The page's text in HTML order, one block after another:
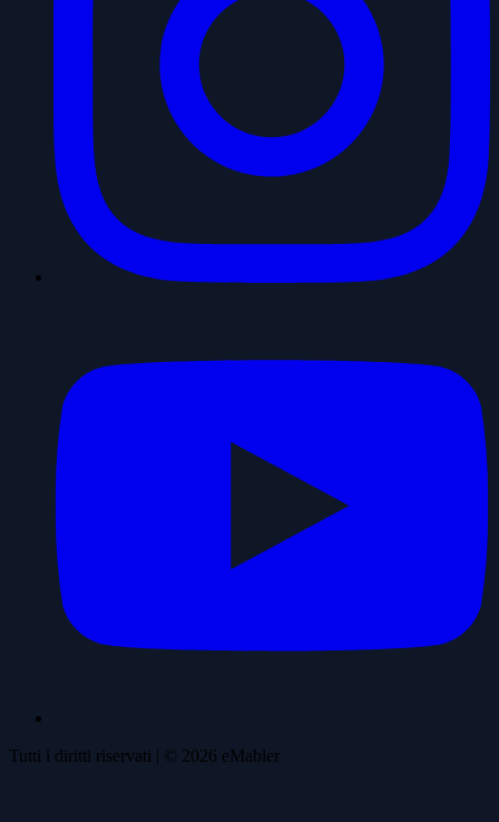
Tutti i diritti riservati | © 2026 eMabler